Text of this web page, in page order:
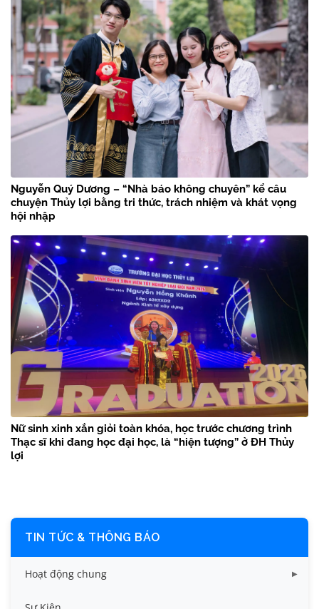
Nguyễn Quý Dương – “Nhà báo không chuyên” kể câu
chuyện Thủy lợi bằng tri thức, trách nhiệm và khát vọng
hội nhập
Nữ sinh xinh xắn giỏi toàn khóa, học trước chương trình
Thạc sĩ khi đang học đại học, là “hiện tượng” ở ĐH Thủy
lợi
TIN TỨC & THÔNG BÁO
Hoạt động chung
Tin công tác sinh viên